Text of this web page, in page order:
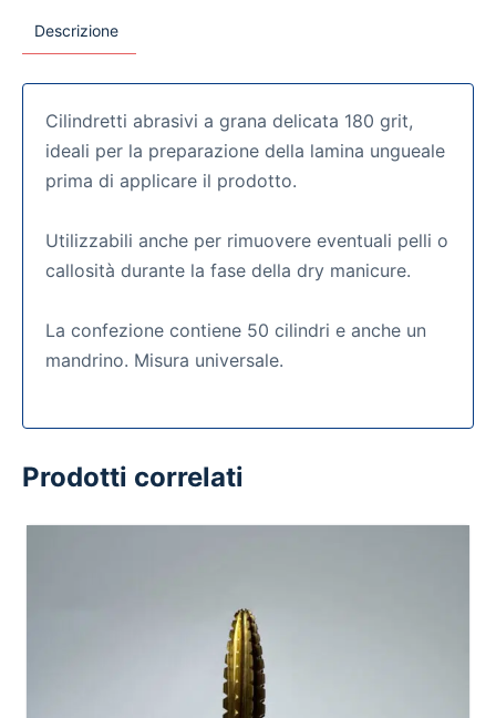
Descrizione
Cilindretti abrasivi a grana delicata 180 grit,
ideali per la preparazione della lamina ungueale
prima di applicare il prodotto.
Utilizzabili anche per rimuovere eventuali pelli o
callosità durante la fase della dry manicure.
La confezione contiene 50 cilindri e anche un
mandrino. Misura universale.
Prodotti correlati